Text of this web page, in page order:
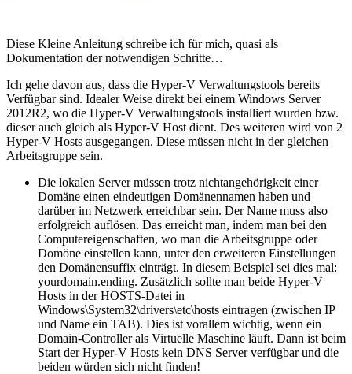
Diese Kleine Anleitung schreibe ich für mich, quasi als
Dokumentation der notwendigen Schritte…
Ich gehe davon aus, dass die Hyper-V Verwaltungstools bereits
Verfügbar sind. Idealer Weise direkt bei einem Windows Server
2012R2, wo die Hyper-V Verwaltungstools installiert wurden bzw.
dieser auch gleich als Hyper-V Host dient. Des weiteren wird von 2
Hyper-V Hosts ausgegangen. Diese müssen nicht in der gleichen
Arbeitsgruppe sein.
Die lokalen Server müssen trotz nichtangehörigkeit einer
Domäne einen eindeutigen Domänennamen haben und
darüber im Netzwerk erreichbar sein. Der Name muss also
erfolgreich auflösen. Das erreicht man, indem man bei den
Computereigenschaften, wo man die Arbeitsgruppe oder
Domöne einstellen kann, unter den erweiteren Einstellungen
den Domänensuffix einträgt. In diesem Beispiel sei dies mal:
yourdomain.ending. Zusätzlich sollte man beide Hyper-V
Hosts in der HOSTS-Datei in
Windows\System32\drivers\etc\hosts eintragen (zwischen IP
und Name ein TAB). Dies ist vorallem wichtig, wenn ein
Domain-Controller als Virtuelle Maschine läuft. Dann ist beim
Start der Hyper-V Hosts kein DNS Server verfügbar und die
beiden würden sich nicht finden!